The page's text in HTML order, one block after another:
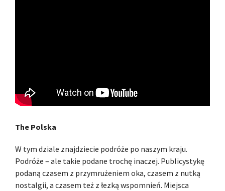
The Polska
W tym dziale znajdziecie podróże po naszym kraju.
Podróże – ale takie podane trochę inaczej. Publicystykę
podaną czasem z przymrużeniem oka, czasem z nutką
nostalgii, a czasem też z łezką wspomnień. Miejsca